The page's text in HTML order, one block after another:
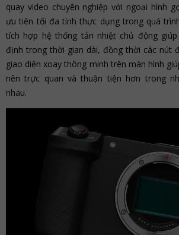
quay video chuyên nghiệp với ngoại hình
ưu tiên tối đa tính thực dụng trong quá
tích hợp hệ thống tản nhiệt chủ động
định trong thời gian dài, đồng thời các nút
giao diện xoay thông minh trên màn hình
nên trực quan và thuận tiện hơn trong
nhau.